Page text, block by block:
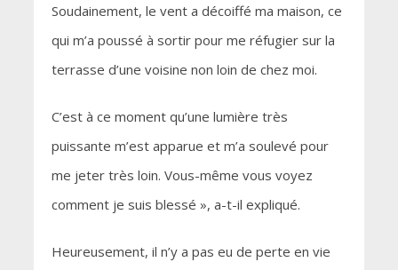
Soudainement, le vent a décoiffé ma maison, ce
qui m’a poussé à sortir pour me réfugier sur la
terrasse d’une voisine non loin de chez moi.
C’est à ce moment qu’une lumière très
puissante m’est apparue et m’a soulevé pour
me jeter très loin. Vous-même vous voyez
comment je suis blessé », a-t-il expliqué.
Heureusement, il n’y a pas eu de perte en vie